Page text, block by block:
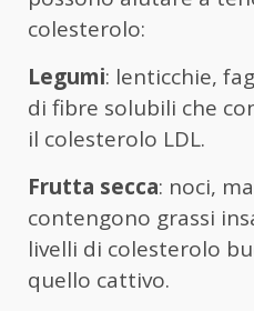
colesterolo:
Legumi: lenticchie,
di fibre solubili che
il colesterolo LDL.
Frutta secca: noci,
contengono grassi
livelli di colesterolo
quello cattivo.